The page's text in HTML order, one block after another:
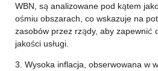
WBN, są analizowane pod kątem
ośmiu obszarach, co wskazuje na
zasobów przez rządy, aby zapewnić
jakości usługi.
3. Wysoka inflacja, obserwowana w